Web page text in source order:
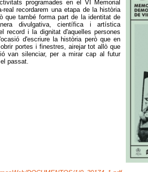
programades en el VI Memorial
real recordarem una etapa de la història
que també forma part de la identitat de
divulgativa, científica i artística
record i la dignitat d'aquelles persones
d'escriure la història però que en
portes i finestres, airejar tot allò que
van silenciar, per a mirar cap al futur
passat.